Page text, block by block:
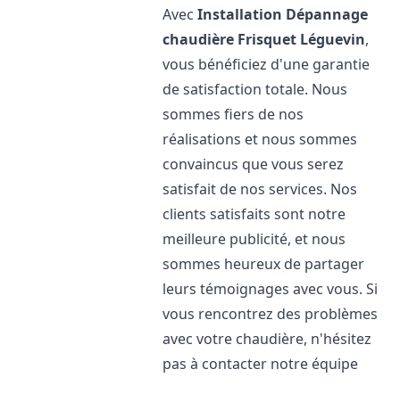
AvecInstallation Dépannage
chaudière Frisquet Léguevin,
vous bénéficiez d'une garantie
de satisfaction totale. Nous
sommes fiers de nos
réalisations et nous sommes
convaincus que vous serez
satisfait de nos services. Nos
clients satisfaits sont notre
meilleure publicité, et nous
sommes heureux de partager
leurs témoignages avec vous. Si
vous rencontrez des problèmes
avec votre chaudière, n'hésitez
pas à contacter notre équipe